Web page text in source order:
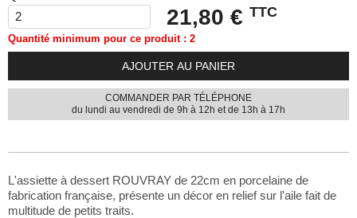
21,80 € TTC
Quantité minimum pour ce produit : 2
AJOUTER AU PANIER
COMMANDER PAR TÉLÉPHONE
du lundi au vendredi de 9h à 12h et de 13h à 17h
L'assiette à dessert ROUVRAY de 22cm en porcelaine de
fabrication française, présente un décor en relief sur l'aile fait de
multitude de petits traits.